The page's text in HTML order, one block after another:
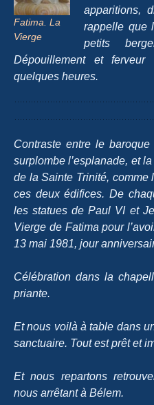
Fatima. La
Vierge
apparitions,
rappelle que
petits
Dépouillement et
quelques heures.
Contraste entre le
surplombe l’esplanade, et
de la Sainte Trinité, comme
ces deux édifices. De
les statues de Paul VI et
Vierge de Fatima pour
13 mai 1981, jour
Célébration dans la
priante.
Et nous voilà à table dans
sanctuaire. Tout est prêt et
Et nous repartons
nous arrêtant à Bélem.